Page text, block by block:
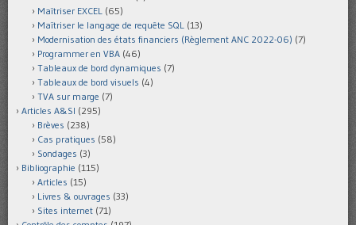
Maîtriser EXCEL (65)
Maîtriser le langage de requête SQL (13)
Modernisation des états financiers (Règlement ANC 2022-06) (7)
Programmer en VBA (46)
Tableaux de bord dynamiques (7)
Tableaux de bord visuels (4)
TVA sur marge (7)
Articles A&SI (295)
Brèves (238)
Cas pratiques (58)
Sondages (3)
Bibliographie (115)
Articles (15)
Livres & ouvrages (33)
Sites internet (71)